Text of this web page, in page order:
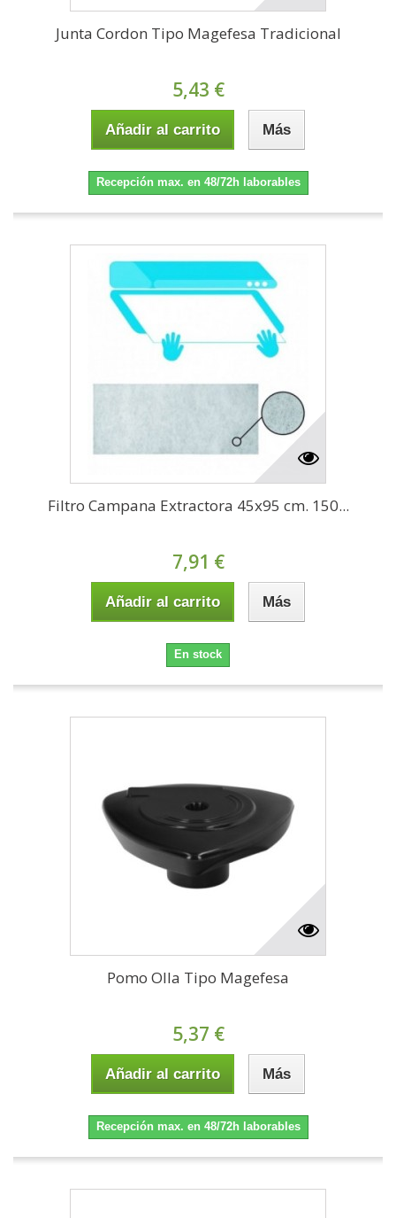
Junta Cordon Tipo Magefesa Tradicional
5,43 €
Añadir al carrito Más
Recepción max. en 48/72h laborables
Filtro Campana Extractora 45x95 cm. 150...
7,91 €
Añadir al carrito Más
En stock
Pomo Olla Tipo Magefesa
5,37 €
Añadir al carrito Más
Recepción max. en 48/72h laborables